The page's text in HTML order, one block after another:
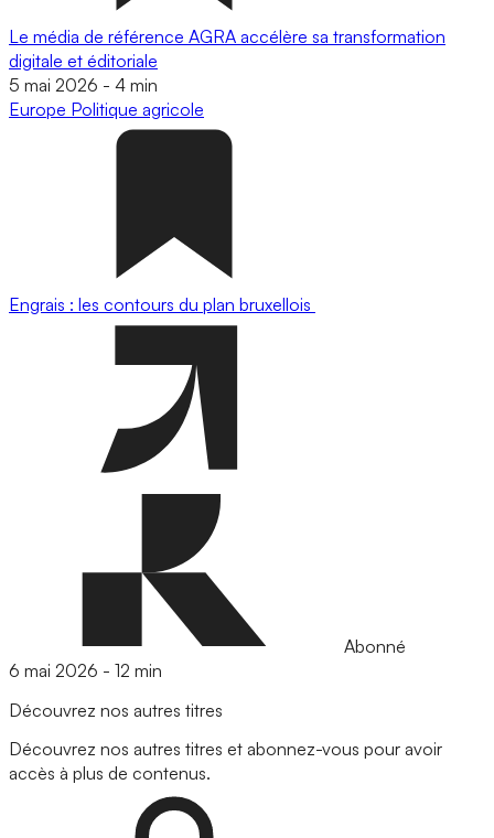
Le média de référence AGRA accélère sa transformation
digitale et éditoriale
5 mai 2026 - 4 min
Europe Politique agricole
Engrais : les contours du plan bruxellois
Abonné
6 mai 2026 - 12 min
Découvrez nos autres titres
Découvrez nos autres titres et abonnez-vous pour avoir
accès à plus de contenus.